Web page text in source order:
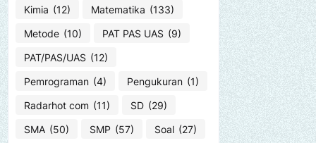
Kimia (12) Matematika (133)
Metode (10) PAT PAS UAS (9)
PAT/PAS/UAS (12)
Pemrograman (4) Pengukuran (1)
Radarhot com (11) SD (29)
SMA (50) SMP (57) Soal (27)